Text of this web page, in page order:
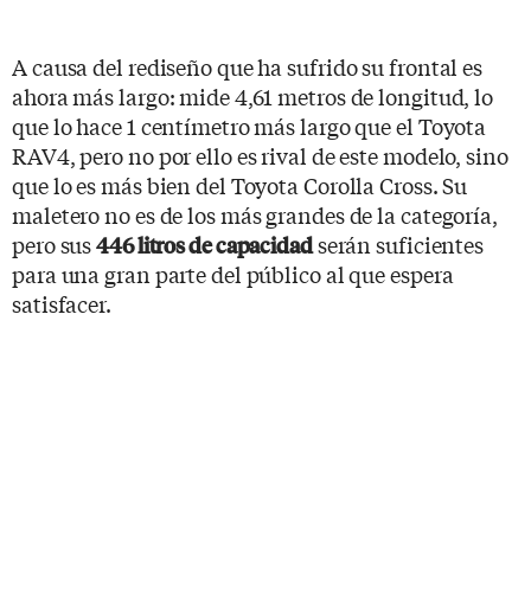
A causa del rediseño que ha sufrido su frontal es
ahora más largo: mide 4,61 metros de longitud, lo
que lo hace 1 centímetro más largo que el Toyota
RAV4, pero no por ello es rival de este modelo, sino
que lo es más bien del Toyota Corolla Cross. Su
maletero no es de los más grandes de la categoría,
pero sus446 litros de capacidadserán suficientes
para una gran parte del público al que espera
satisfacer.